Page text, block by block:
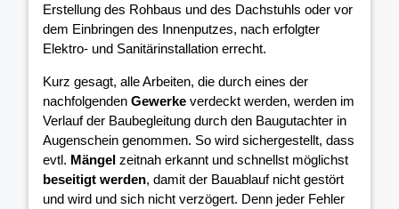
Erstellung des Rohbaus und des Dachstuhls oder vor
dem Einbringen des Innenputzes, nach erfolgter
Elektro- und Sanitärinstallation errecht.
Kurz gesagt, alle Arbeiten, die durch eines der
nachfolgenden Gewerke verdeckt werden, werden im
Verlauf der Baubegleitung durch den Baugutachter in
Augenschein genommen. So wird sichergestellt, dass
evtl. Mängel zeitnah erkannt und schnellst möglichst
beseitigt werden, damit der Bauablauf nicht gestört
und wird und sich nicht verzögert. Denn jeder Fehler